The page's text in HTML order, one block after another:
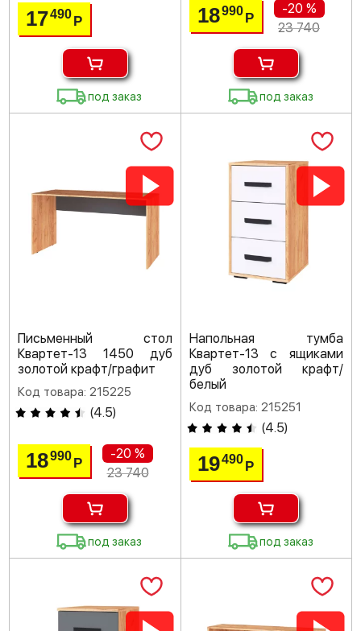
17490Р
под заказ
18990 Р
-20 %
23 740
под заказ
Письменный стол
Квартет-13 1450 дуб
золотой крафт/графит
Код товара: 215225
(4.5)
18990Р
-20 %
23 740
под заказ
Напольная тумба
Квартет-13 с ящиками
дуб золотой крафт/
белый
Код товара: 215251
(4.5)
19490 Р
под заказ